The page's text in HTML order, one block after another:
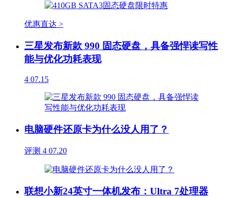
优惠直达 >
三星发布新款 990 固态硬盘，具备强悍读写性
能与优化功耗表现
4 07.15
电脑硬件还原卡为什么没人用了？
评测 4 07.20
联想小新24英寸一体机发布：Ultra 7处理器